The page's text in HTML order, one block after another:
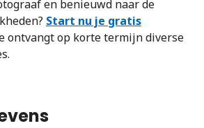
en benieuwd naar de
Start nu je gratis
ontvangt op korte termijn diverse